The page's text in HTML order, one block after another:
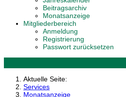
Beitragsarchiv
Monatsanzeige
Mitgliederbereich
Anmeldung
Registrierung
Passwort zurücksetzen
Aktuelle Seite:
Services
Monatsanzeige